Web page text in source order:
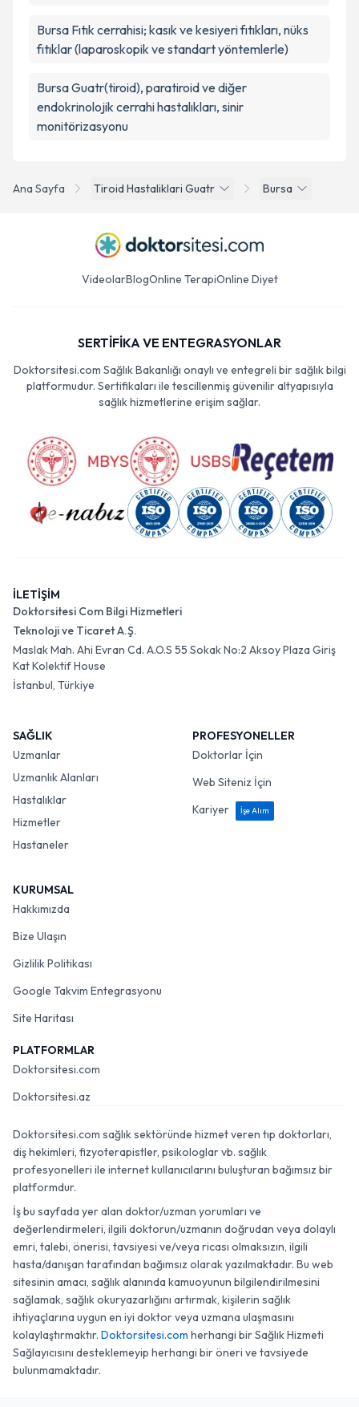
Ana Sayfa Tiroid Hastaliklari Guatr Bursa
Bursa Fıtık cerrahisi; kasık ve kesiyeri fıtıkları, nüks
fıtıklar (laparoskopik ve standart yöntemlerle)
Bursa Guatr(tiroid), paratiroid ve diğer
endokrinolojik cerrahi hastalıkları, sinir
monitörizasyonu
VideolarBlogOnline TerapiOnline Diyet
SERTİFİKA VE ENTEGRASYONLAR
Doktorsitesi.com Sağlık Bakanlığı onaylı ve entegreli bir sağlık bilgi
platformudur. Sertifikaları ile tescillenmiş güvenilir altyapısıyla
sağlık hizmetlerine erişim sağlar.
İLETİŞİM
Doktorsitesi Com Bilgi Hizmetleri
Teknoloji ve Ticaret A.Ş.
Maslak Mah. Ahi Evran Cd. A.O.S 55 Sokak No:2 Aksoy Plaza Giriş
Kat Kolektif House
İstanbul, Türkiye
SAĞLIK
Uzmanlar
Uzmanlık Alanları
Hastalıklar
Hizmetler
Hastaneler
PROFESYONELLER
Doktorlar İçin
Web Siteniz İçin
Kariyer
İşe Alım
KURUMSAL
Hakkımızda
Bize Ulaşın
Gizlilik Politikası
Google Takvim Entegrasyonu
Site Haritası
PLATFORMLAR
Doktorsitesi.com
Doktorsitesi.az
Doktorsitesi.com sağlık sektöründe hizmet veren tıp doktorları,
diş hekimleri, fizyoterapistler, psikologlar vb. sağlık
profesyonelleri ile internet kullanıcılarını buluşturan bağımsız bir
platformdur.
İş bu sayfada yer alan doktor/uzman yorumları ve
değerlendirmeleri, ilgili doktorun/uzmanın doğrudan veya dolaylı
emri, talebi, önerisi, tavsiyesi ve/veya ricası olmaksızın, ilgili
hasta/danışan tarafından bağımsız olarak yazılmaktadır. Bu web
sitesinin amacı, sağlık alanında kamuoyunun bilgilendirilmesini
sağlamak, sağlık okuryazarlığını artırmak, kişilerin sağlık
ihtiyaçlarına uygun en iyi doktor veya uzmana ulaşmasını
kolaylaştırmaktır. Doktorsitesi.com herhangi bir Sağlık Hizmeti
Sağlayıcısını desteklemeyip herhangi bir öneri ve tavsiyede
bulunmamaktadır.